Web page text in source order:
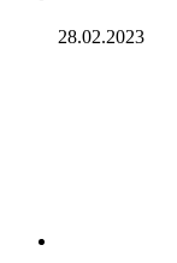
28.02.2023